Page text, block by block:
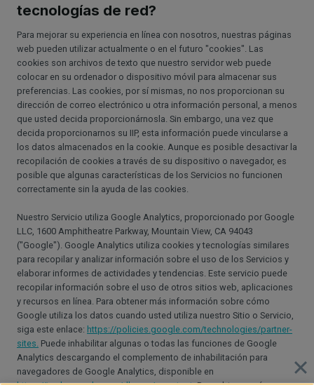
tecnologías de red?
Para mejorar su experiencia en línea con nosotros, nuestras páginas
web pueden utilizar actualmente o en el futuro "cookies". Las
cookies son archivos de texto que nuestro servidor web puede
colocar en su ordenador o dispositivo móvil para almacenar sus
preferencias. Las cookies, por sí mismas, no nos proporcionan su
dirección de correo electrónico u otra información personal, a menos
que usted decida proporcionárnosla. Sin embargo, una vez que
decida proporcionarnos su IIP, esta información puede vincularse a
los datos almacenados en la cookie. Aunque es posible desactivar la
recopilación de cookies a través de su dispositivo o navegador, es
posible que algunas características de los Servicios no funcionen
correctamente sin la ayuda de las cookies.
Nuestro Servicio utiliza Google Analytics, proporcionado por Google
LLC, 1600 Amphitheatre Parkway, Mountain View, CA 94043
("Google"). Google Analytics utiliza cookies y tecnologías similares
para recopilar y analizar información sobre el uso de los Servicios y
elaborar informes de actividades y tendencias. Este servicio puede
recopilar información sobre el uso de otros sitios web, aplicaciones
y recursos en línea. Para obtener más información sobre cómo
Google utiliza los datos cuando usted utiliza nuestro Sitio o Servicio,
siga este enlace: https://policies.google.com/technologies/partner-
sites. Puede inhabilitar algunas o todas las funciones de Google
Analytics descargando el complemento de inhabilitación para
navegadores de Google Analytics, disponible en
https://tools.google.com/dlpage/gaoptout.Para obtener más